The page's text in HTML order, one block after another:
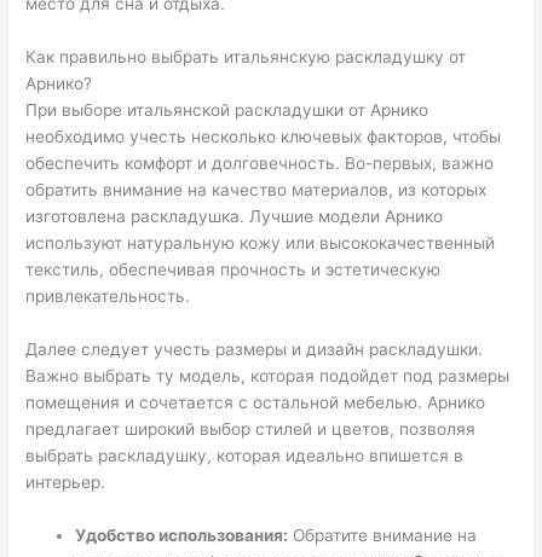
Как правильно выбрать итальянскую раскладушку от
Арнико?
При выборе итальянской раскладушки от Арнико
необходимо учесть несколько ключевых факторов, чтобы
обеспечить комфорт и долговечность. Во-первых, важно
обратить внимание на качество материалов, из которых
изготовлена раскладушка. Лучшие модели Арнико
используют натуральную кожу или высококачественный
текстиль, обеспечивая прочность и эстетическую
привлекательность.
Далее следует учесть размеры и дизайн раскладушки.
Важно выбрать ту модель, которая подойдет под размеры
помещения и сочетается с остальной мебелью. Арнико
предлагает широкий выбор стилей и цветов, позволяя
выбрать раскладушку, которая идеально впишется в
интерьер.
Удобство использования: Обратите внимание на